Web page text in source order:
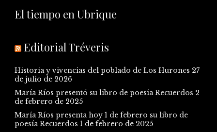
El tiempo en Ubrique
Editorial Tréveris
Historia y vivencias del poblado de Los Hurones 27
de julio de 2026
María Ríos presentó su libro de poesía Recuerdos 2
de febrero de 2025
María Ríos presenta hoy 1 de febrero su libro de
poesía Recuerdos 1 de febrero de 2025